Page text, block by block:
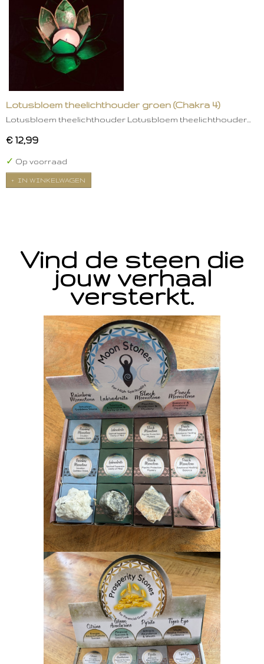
Lotusbloem theelichthouder groen (Chakra 4)
Lotusbloem theelichthouder Lotusbloem theelichthouder…
€ 12,99
✓ Op voorraad
IN WINKELWAGEN
Vind de steen die
jouw verhaal
versterkt.